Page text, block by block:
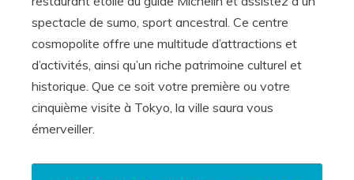
spectacle de sumo, sport ancestral. Ce centre
cosmopolite offre une multitude d’attractions et
d’activités, ainsi qu’un riche patrimoine culturel et
historique. Que ce soit votre première ou votre
cinquième visite à Tokyo, la ville saura vous
émerveiller.